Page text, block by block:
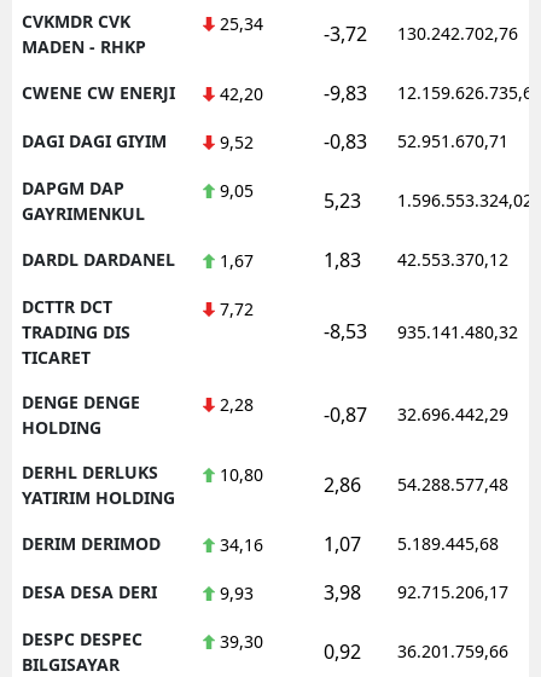
CVKMDR CVK
MADEN - RHKP
25,34 -3,72 130.242.702,76
CWENE CW ENERJI 42,20 -9,83 12.159.626.735,62
DAGI DAGI GIYIM 9,52 -0,83 52.951.670,71
DAPGM DAP
GAYRIMENKUL
9,05 5,23 1.596.553.324,02
DARDL DARDANEL 1,67 1,83 42.553.370,12
DCTTR DCT
TRADING DIS
TICARET
7,72
-8,53 935.141.480,32
DENGE DENGE
HOLDING
2,28 -0,87 32.696.442,29
DERHL DERLUKS
YATIRIM HOLDING
10,80 2,86 54.288.577,48
DERIM DERIMOD 34,16 1,07 5.189.445,68
DESA DESA DERI 9,93 3,98 92.715.206,17
DESPC DESPEC
BILGISAYAR
39,30 0,92 36.201.759,66